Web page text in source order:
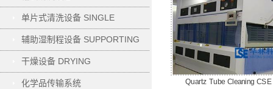
单片式清洗设备 SINGLE
WAFER PROCESSING
辅助湿制程设备 SUPPORTING
干燥设备 DRYING
化学品传输系统 Quartz Tube Cleaning CSE